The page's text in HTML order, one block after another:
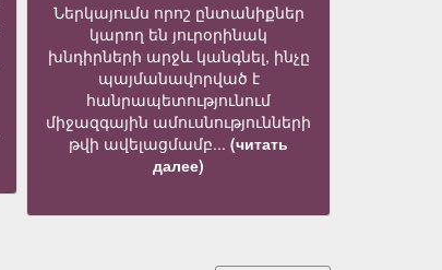
Ներկայումս որոշ ընտանիքներ
կարող են յուրօրինակ
խնդիրների արջև կանգնել, ինչը
պայմանավորված է
հանրապետությունում
միջազգային ամուսնությունների
թվի ավելացմամբ... (читать
далее)